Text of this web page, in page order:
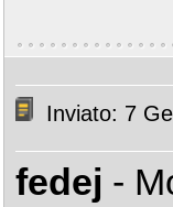
Inviato: 7
fedej -